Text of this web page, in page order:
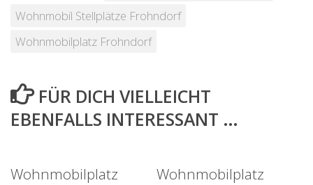
Wohnmobil Stellplätze Frohndorf
Wohnmobilplatz Frohndorf
FÜR DICH VIELLEICHT
EBENFALLS INTERESSANT …
Wohnmobilplatz
Wohnmobilplatz